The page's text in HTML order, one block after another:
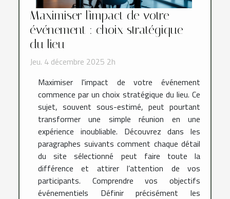
Maximiser l'impact de votre
événement : choix stratégique
du lieu
Jeu. 4 décembre 2025 2h
Maximiser l'impact de votre événement
commence par un choix stratégique du lieu. Ce
sujet, souvent sous-estimé, peut pourtant
transformer une simple réunion en une
expérience inoubliable. Découvrez dans les
paragraphes suivants comment chaque détail
du site sélectionné peut faire toute la
différence et attirer l’attention de vos
participants. Comprendre vos objectifs
événementiels Définir précisément les